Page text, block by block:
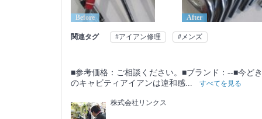
Before After
関連タグ #アイアン修理 #メンズ
■参考価格：ご相談ください。■ブランド：--■今どき
のキャビティアイアンは違和感...
すべてを見る
株式会社リンクス